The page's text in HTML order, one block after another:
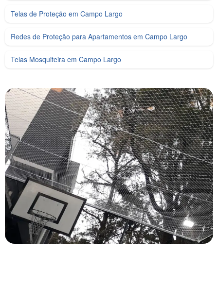
Telas de Proteção em Campo Largo
Redes de Proteção para Apartamentos em Campo Largo
Telas Mosquiteira em Campo Largo